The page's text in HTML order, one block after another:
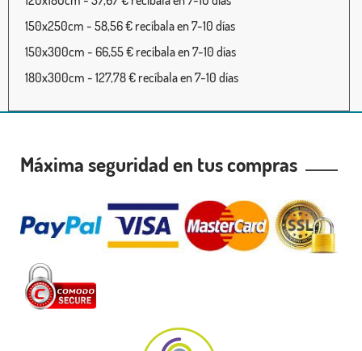
150x250cm - 58,56 € recíbala en 7-10 días
150x300cm - 66,55 € recíbala en 7-10 días
180x300cm - 127,78 € recíbala en 7-10 días
Máxima seguridad en tus compras